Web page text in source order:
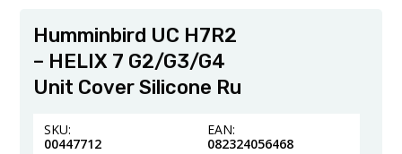
Humminbird UC H7R2
– HELIX 7 G2/G3/G4
Unit Cover Silicone Ru
SKU:
00447712
EAN:
082324056468